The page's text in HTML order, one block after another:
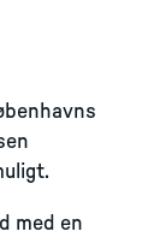
med en